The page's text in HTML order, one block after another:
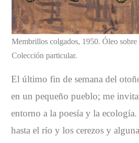
Membrillos colgados, 1950. Óleo
Colección particular.
El último fin de semana del
en un pequeño pueblo; me
entorno a la poesía y la ecología.
hasta el río y los cerezos y